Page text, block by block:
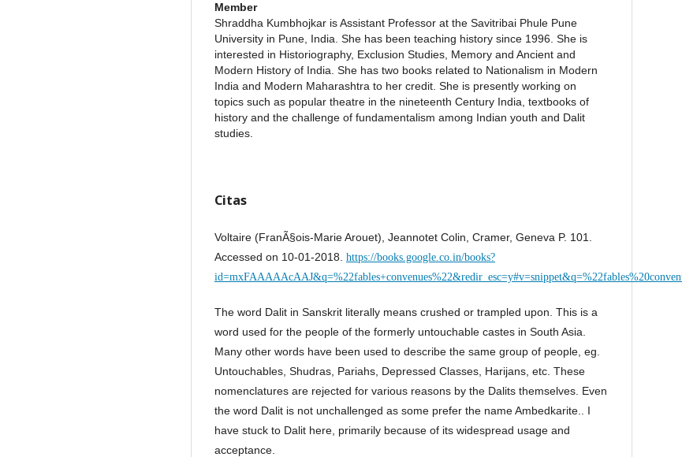
Member
Shraddha Kumbhojkar is Assistant Professor at the Savitribai Phule Pune
University in Pune, India. She has been teaching history since 1996. She is
interested in Historiography, Exclusion Studies, Memory and Ancient and
Modern History of India. She has two books related to Nationalism in Modern
India and Modern Maharashtra to her credit. She is presently working on
topics such as popular theatre in the nineteenth Century India, textbooks of
history and the challenge of fundamentalism among Indian youth and Dalit
studies.
Citas
Voltaire (FranÃ§ois-Marie Arouet), Jeannotet Colin, Cramer, Geneva P. 101.
Accessed on 10-01-2018. https://books.google.co.in/books?
The word Dalit in Sanskrit literally means crushed or trampled upon. This is a
word used for the people of the formerly untouchable castes in South Asia.
Many other words have been used to describe the same group of people, eg.
Untouchables, Shudras, Pariahs, Depressed Classes, Harijans, etc. These
nomenclatures are rejected for various reasons by the Dalits themselves. Even
the word Dalit is not unchallenged as some prefer the name Ambedkarite.. I
have stuck to Dalit here, primarily because of its widespread usage and
acceptance.